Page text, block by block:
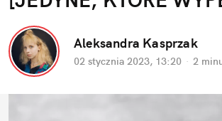
Aleksandra Kasprzak
02 stycznia 2023, 13:20 · 2